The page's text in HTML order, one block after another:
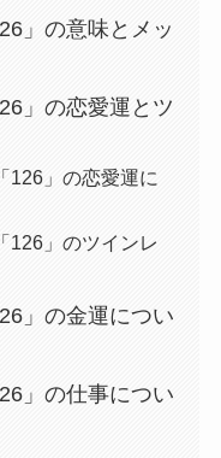
」の意味とメッ
」の恋愛運とツ
126」の恋愛運に
126」のツインレ
」の金運につい
」の仕事につい